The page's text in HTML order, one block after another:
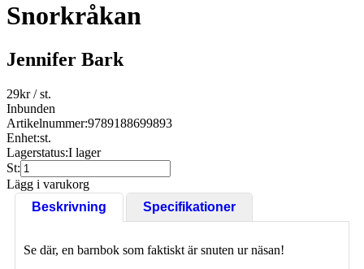
Snorkråkan
Jennifer Bark
29kr/ st.
Inbunden
Artikelnummer:9789188699893
Enhet:st.
Lagerstatus:I lager
St:
Lägg i varukorg
Beskrivning
Specifikationer
Se där, en barnbok som faktiskt är snuten ur näsan!